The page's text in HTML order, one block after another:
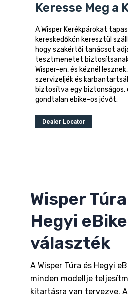
Keresse Meg a
A Wisper Kerékpárokat
kereskedőkön keresztül
hogy szakértői tanácsot
tesztmenetet
Wisper-en, és kéznél
szervizeljék és
biztosítva egy biztonságos,
gondtalan ebike-os jövőt.
Dealer Locator
Wisper
Hegyi eBike
választék
A Wisper Túra és Hegyi
minden modellje
kitartásra van tervezve.